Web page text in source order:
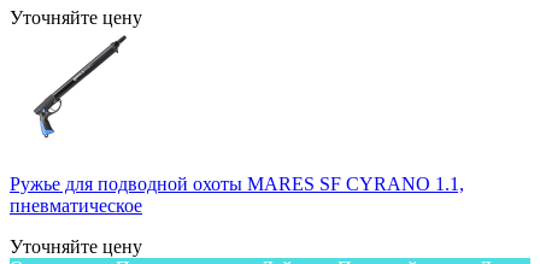
Уточняйте цену
Ружье для подводной охоты MARES SF CYRANO 1.1,
пневматическое
Уточняйте цену